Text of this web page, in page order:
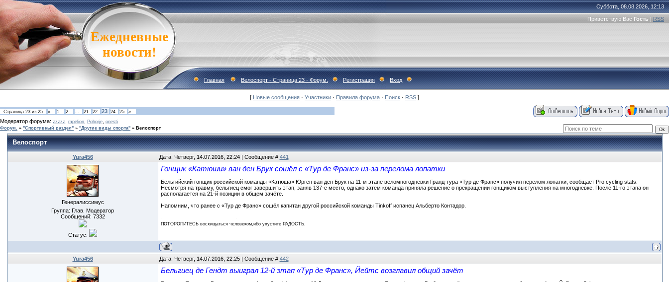
Ежедневные
новости!
Суббота, 08.08.2026, 12:13
Приветствую Вас Гость | RSS
Главная Велоспорт - Страница 23 - Форум. Регистрация Вход
[ Новые сообщения · Участники · Правила форума · Поиск · RSS ]
Страница 23 из 25 « 1 2 … 21 22 23 24 25 »
Модератор форума: zzzzz mpelion Pohorje onesti
Форум. » "Спортивный раздел" » "Другие виды спорта" » Велоспорт
Велоспорт
Yura456 Дата: Четверг, 14.07.2016, 22:24 | Сообщение # 441
Генералиссимус
Группа: Глав. Модератор
Сообщений: 7332
Статус:
Гонщик «Катюши» ван ден Брук сошёл с «Тур де Франс» из-за перелома лопатки
Бельгийский гонщик российской команды «Катюша» Юрген ван ден Брук на 11-м этапе веломногодневки Гранд-тура «Тур де Франс» получил перелом лопатки, сообщает Pro cycling stats.
Несмотря на травму, бельгиец смог завершить этап, заняв 137-е место, однако затем команда приняла решение о прекращении гонщиком выступления на многодневке. После 11-го этапа он
располагается на 21-й позиции в общем зачёте.
Напомним, что ранее с «Тур де Франс» сошёл капитан другой российской команды Tinkoff испанец Альберто Контадор.
ПОТОРОПИТЕСЬ восхищаться человеком,ибо упустите РАДОСТЬ.
Yura456 Дата: Четверг, 14.07.2016, 22:25 | Сообщение # 442
Бельгиец де Гендт выиграл 12-й этап «Тур де Франс», Йейтс возглавил общий зачёт